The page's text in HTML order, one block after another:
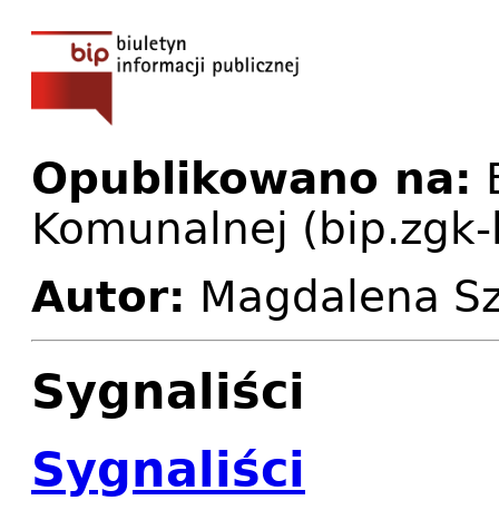
Opublikowano na:
Komunalnej
Autor: Magdalena
Sygnaliści
Sygnaliści